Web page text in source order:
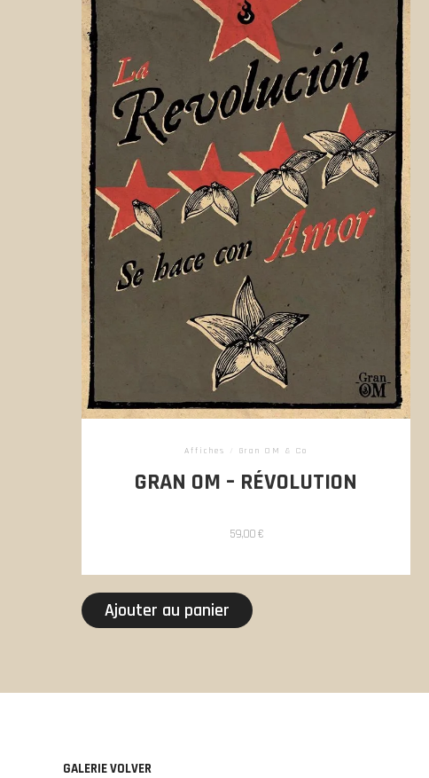
Affiches Gran OM & Co
GRAN OM – RÉVOLUTION
59,00€
Ajouter au panier
GALERIE VOLVER